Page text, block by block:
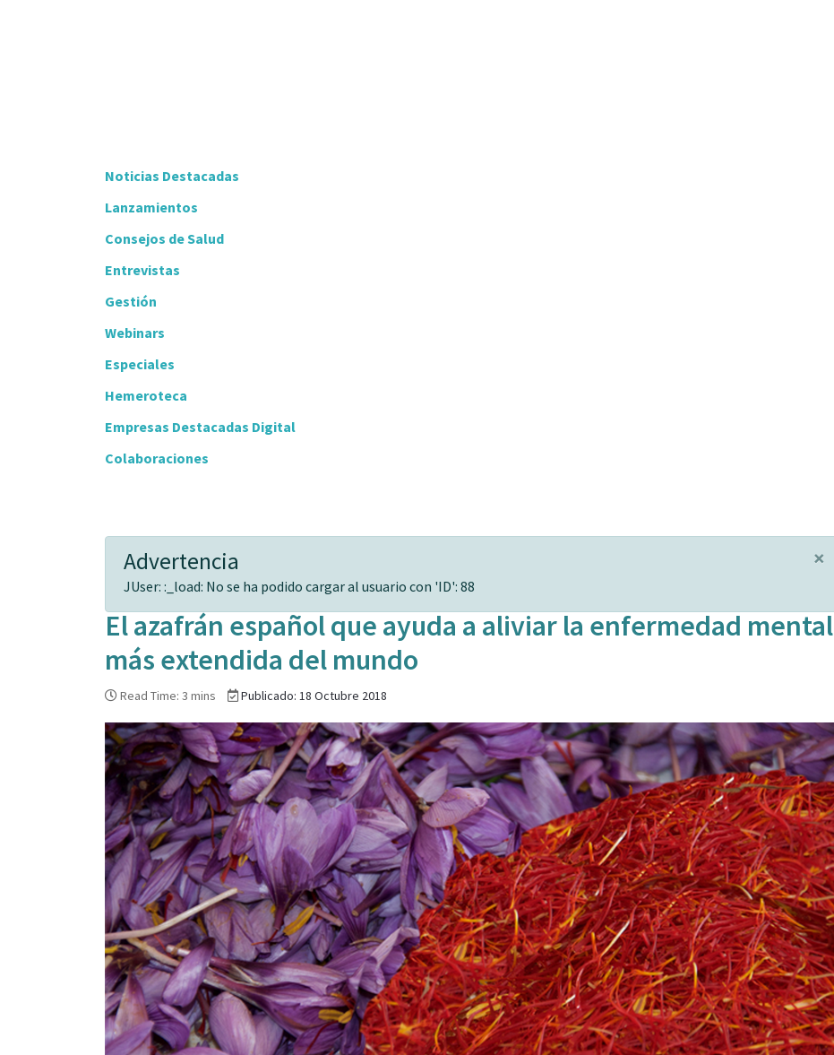
Noticias Destacadas
Lanzamientos
Consejos de Salud
Entrevistas
Gestión
Webinars
Especiales
Hemeroteca
Empresas Destacadas Digital
Colaboraciones
×
Advertencia
JUser: :_load: No se ha podido cargar al usuario con 'ID': 88
El azafrán español que ayuda a aliviar la enfermedad mental
más extendida del mundo
Read Time: 3 mins Publicado: 18 Octubre 2018